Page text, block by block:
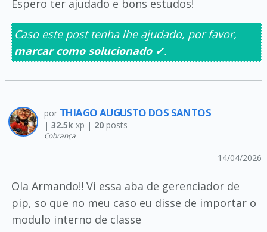
Espero ter ajudado e bons estudos!
Caso este post tenha lhe ajudado, por favor,
marcar como solucionado ✓.
por THIAGO AUGUSTO DOS SANTOS
| 32.5k xp | 20posts
Cobrança
14/04/2026
Ola Armando!! Vi essa aba de gerenciador de
pip, so que no meu caso eu disse de importar o
modulo interno de classe